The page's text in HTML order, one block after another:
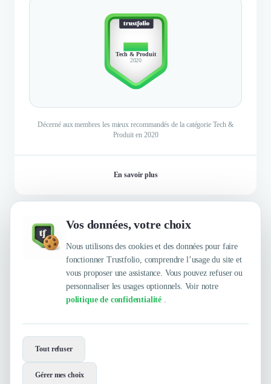
Vos données, votre choix
Nous utilisons des cookies et des données pour faire
fonctionner Trustfolio, comprendre l’usage du site et
vous proposer une assistance. Vous pouvez refuser ou
personnaliser les usages optionnels. Voir notre
politique de confidentialité .
Tout refuser
Gérer mes choix
TOP 3
Tech & Produit
2020
Décerné aux membres les mieux recommandés de la catégorie Tech &
Produit en 2020
En savoir plus
Charger 6 badges supplémentaires
Contactez-les maintenant !